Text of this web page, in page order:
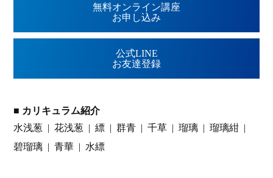
無料オンライン講座
お申し込み
公式LINE
お友達登録
■ カリキュラム紹介
水浅葱
花浅葱 縹 群青 千草 瑠璃
瑠璃紺
碧瑠璃
青華 水縹